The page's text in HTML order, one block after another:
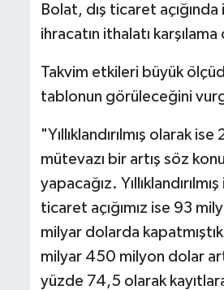
Bolat, dış ticaret
ihracatın ithalatı
Takvim etkileri büyük
tablonun görüleceğini
"Yıllıklandırılmış olarak
mütevazı bir artış söz
yapacağız.
ticaret açığımız ise 93
milyar dolarda kapatmıştık.
milyar 450 milyon dolar
yüzde 74,5 olarak